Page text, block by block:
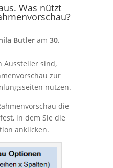
Was nützt
Butleram 30.
Aussteller sind,
zur
nutzen.
die
in dem Sie die
anklicken.